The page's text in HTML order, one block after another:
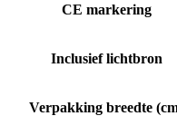
CE markering
Inclusief lichtbron
Verpakking breedte